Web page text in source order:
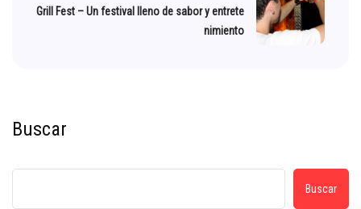
Grill Fest – Un festival lleno de sabor y entrete
nimiento
Buscar
Buscar